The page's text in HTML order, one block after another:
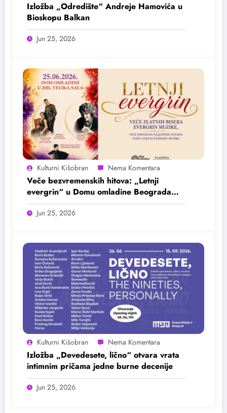
Izložba „Odredište“ Andreje Hamovića u
Bioskopu Balkan
Jun 25, 2026
Kulturni Kišobran
Veče bezvremenskih hitova: „Letnji
evergrin“ u Domu omladine Beograda
25. juna
Jun 25, 2026
Kulturni Kišobran
Izložba „Devedesete, lično“ otvara vrata
intimnim pričama jedne burne decenije
Jun 25, 2026